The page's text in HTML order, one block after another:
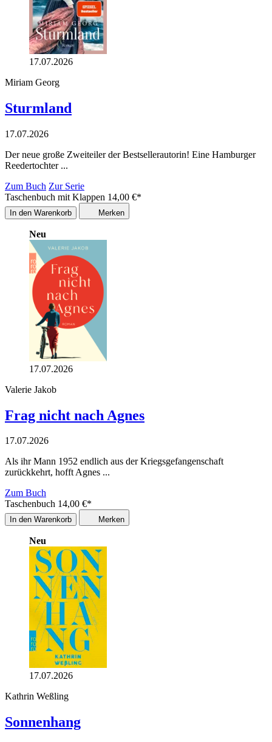
17.07.2026
Miriam Georg
Sturmland
17.07.2026
Der neue große Zweiteiler der Bestsellerautorin! Eine Hamburger
Reedertochter ...
Zum Buch Zur Serie
Taschenbuch mit Klappen 14,00 €*
In den Warenkorb Merken
Neu
17.07.2026
Valerie Jakob
Frag nicht nach Agnes
17.07.2026
Als ihr Mann 1952 endlich aus der Kriegsgefangenschaft
zurückkehrt, hofft Agnes ...
Zum Buch
Taschenbuch 14,00 €*
In den Warenkorb Merken
Neu
17.07.2026
Kathrin Weßling
Sonnenhang